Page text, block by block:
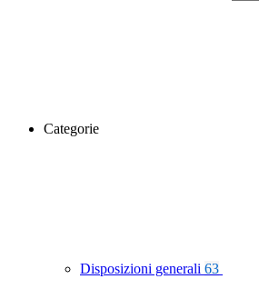
Categorie
Disposizioni generali 63